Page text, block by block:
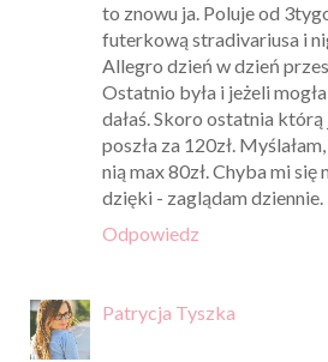
to znowu ja. Poluje od
futerkową stradivariusa i
Allegro dzień w dzień
Ostatnio była i jeżeli
dałaś. Skoro ostatnia
poszła za 120zł.
nią max 80zł. Chyba mi się
dzięki - zaglądam dziennie.
Odpowiedz
Patrycja Tyszka